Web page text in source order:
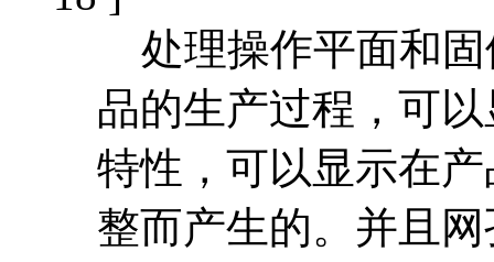
处理操作平面和固
品的生产过程，可
特性，可以显示在
整而产生的。并且